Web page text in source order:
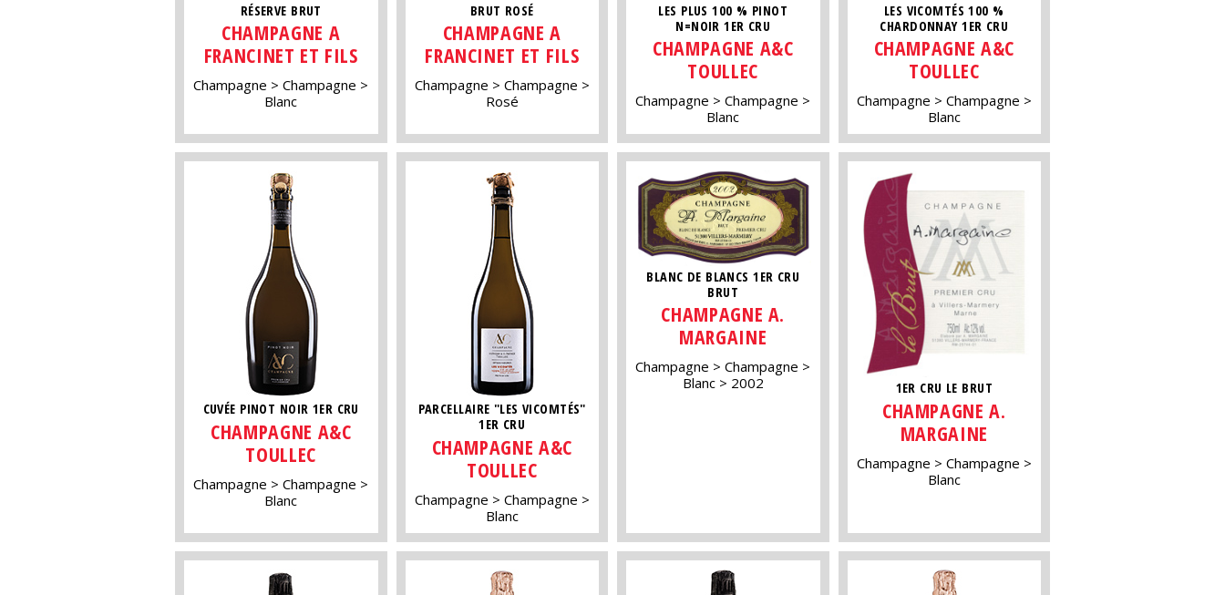
RÉSERVE BRUT
CHAMPAGNE A
FRANCINET ET FILS
Champagne
Champagne
Blanc
BRUT ROSÉ
CHAMPAGNE A
FRANCINET ET FILS
Champagne
Champagne
Rosé
LES PLUS 100 % PINOT
N=NOIR 1ER CRU
CHAMPAGNE A&C
TOULLEC
Champagne
Champagne
Blanc
LES VICOMTÉS 100 %
CHARDONNAY 1ER CRU
CHAMPAGNE A&C
TOULLEC
Champagne
Champagne
Blanc
CUVÉE PINOT NOIR 1ER CRU
CHAMPAGNE A&C
TOULLEC
Champagne
Champagne
Blanc
PARCELLAIRE "LES VICOMTÉS"
1ER CRU
CHAMPAGNE A&C
TOULLEC
Champagne
Champagne
Blanc
BLANC DE BLANCS 1ER CRU
BRUT
CHAMPAGNE A.
MARGAINE
Champagne
Champagne
Blanc
2002 1ER CRU LE BRUT
CHAMPAGNE A.
MARGAINE
Champagne
Champagne
Blanc